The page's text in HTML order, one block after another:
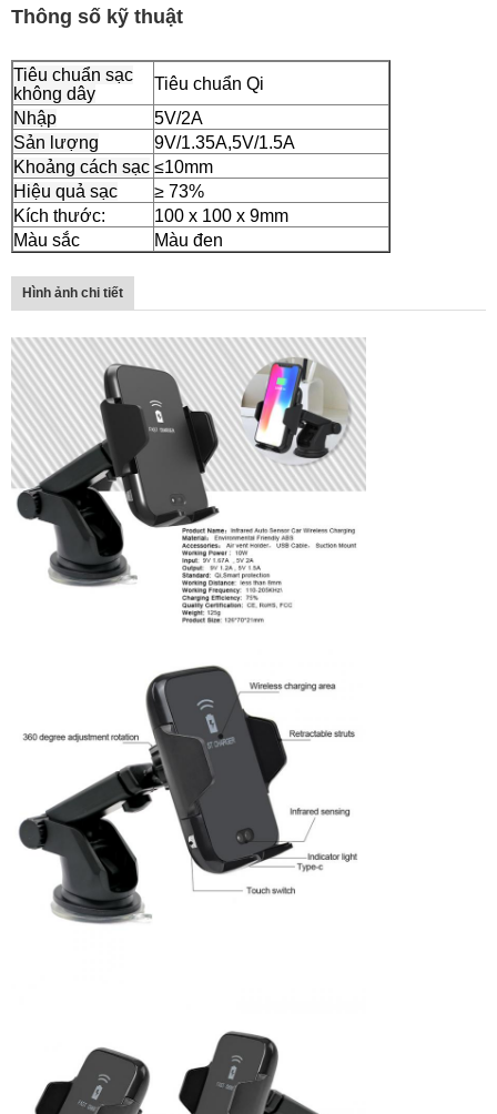
Thông số kỹ thuật
Tiêu chuẩn sạc
không dây
Tiêu chuẩn Qi
Nhập
5V/2A
Sản lượng
9V/1.35A,5V/1.5A
Khoảng cách sạc ≤10mm
Hiệu quả sạc
≥ 73%
Kích thước:
100 x 100 x 9mm
Màu sắc
Màu đen
Hình ảnh chi tiết